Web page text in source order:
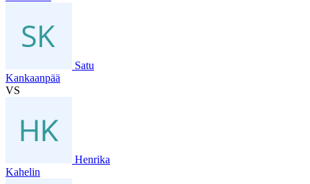
Satu
Kankaanpää
VS
Henrika
Kahelin